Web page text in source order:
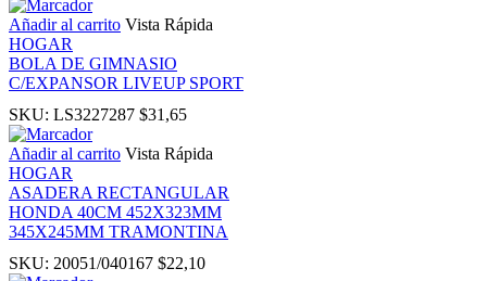
Añadir al carrito Vista Rápida
HOGAR
BOLA DE GIMNASIO
C/EXPANSOR LIVEUP SPORT
SKU: LS3227287 $31,65
Añadir al carrito Vista Rápida
HOGAR
ASADERA RECTANGULAR
HONDA 40CM 452X323MM
345X245MM TRAMONTINA
SKU: 20051/040167 $22,10